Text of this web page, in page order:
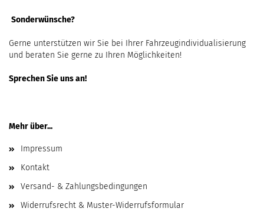
Sonderwünsche?
Gerne unterstützen wir Sie bei Ihrer Fahrzeugindividualisierung
und beraten Sie gerne zu Ihren Möglichkeiten!
Sprechen Sie uns an!
Mehr über...
Impressum
Kontakt
Versand- & Zahlungsbedingungen
Widerrufsrecht & Muster-Widerrufsformular